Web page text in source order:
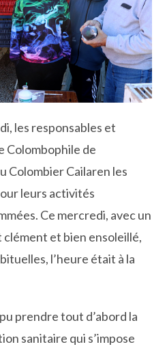
les responsables et
Colombophile de
Colombier Cailaren les
leurs activités
Ce mercredi, avec un
et bien ensoleillé,
l’heure était à la
prendre tout d’abord la
sanitaire qui s’impose